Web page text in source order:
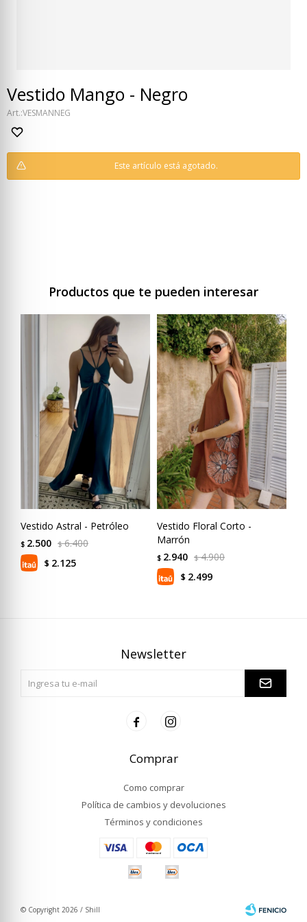
Vestido Mango - Negro
VESMANNEG
Este artículo está agotado.
Productos que te pueden interesar
Vestido Astral - Petróleo
$ 2.500 $ 6.400
$ 2.125
Vestido Floral Corto -
Marrón
$ 2.940 $ 4.900
$ 2.499
Comprar
Como comprar
Política de cambios y devoluciones
Términos y condiciones
Newsletter
 
© Copyright 2026 / Shill